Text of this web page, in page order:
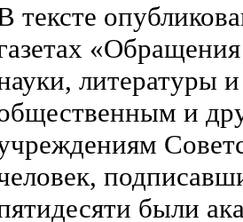
тексте
литературы
и
были